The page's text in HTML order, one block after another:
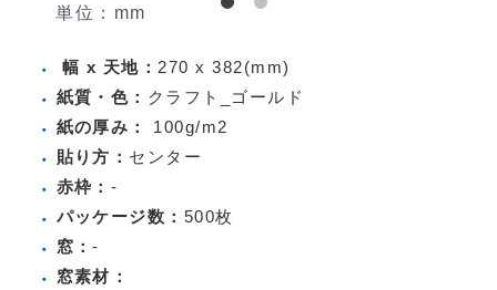
単位：mm
幅 x 天地： 270 x 382(mm)
紙質・色：
クラフト_ゴールド
紙の厚み：
100g/m2
貼り方： センター
赤枠： -
パッケージ数： 500枚
窓：-
窓素材：